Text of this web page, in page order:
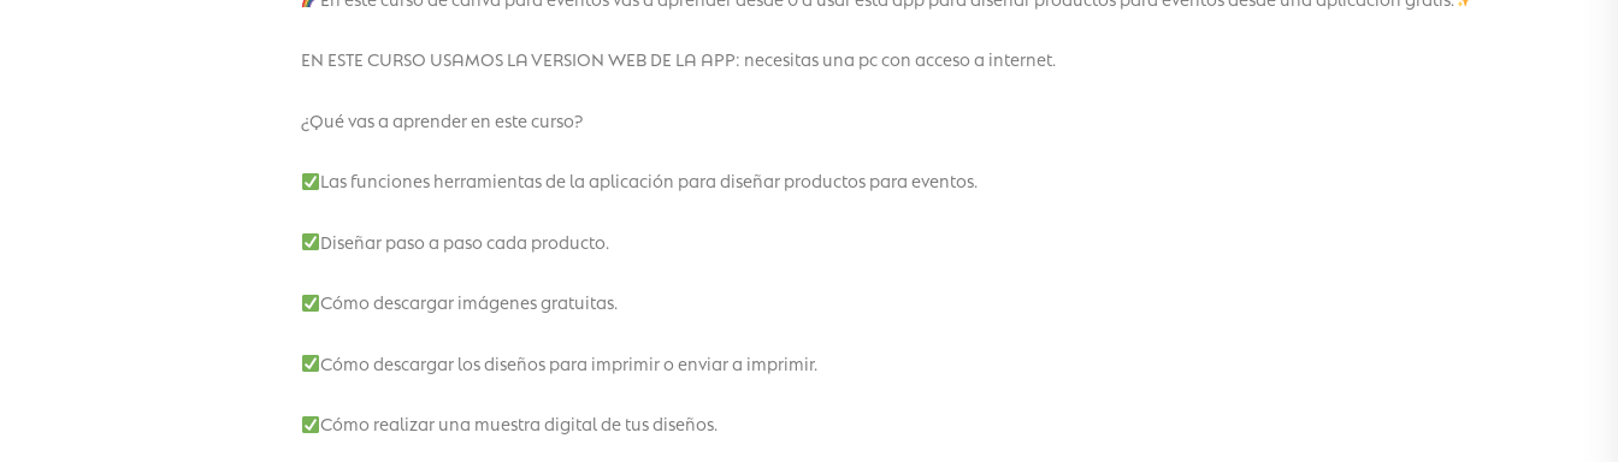
EN ESTE CURSO USAMOS LA VERSION WEB DE LA APP: necesitas una pc con acceso a internet.
¿Qué vas a aprender en este curso?
Las funciones herramientas de la aplicación para diseñar productos para eventos.
Diseñar paso a paso cada producto.
Cómo descargar imágenes gratuitas.
Cómo descargar los diseños para imprimir o enviar a imprimir.
Cómo realizar una muestra digital de tus diseños.